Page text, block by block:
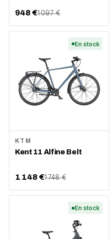
948 €1 097 €
En stock
KTM
Kent 11 Alfine Belt
1 148 €1 748 €
En stock